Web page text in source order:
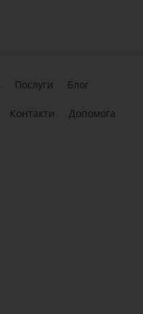
Послуги Блог
Контакти Допомога